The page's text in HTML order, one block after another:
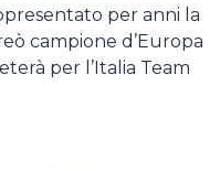
per anni la
campione d’Europa
per l’Italia Team